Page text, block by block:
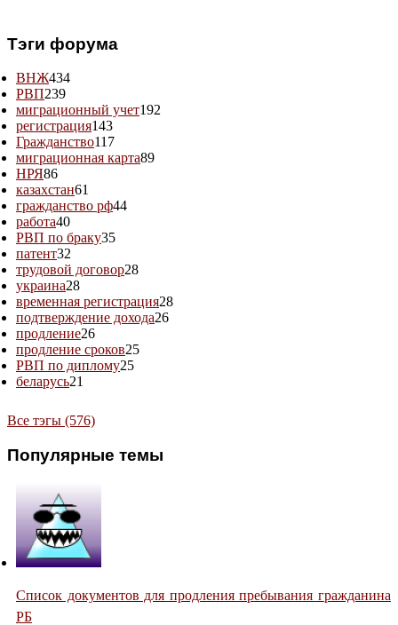
Тэги форума
ВНЖ434
РВП239
миграционный учет192
регистрация143
Гражданство117
миграционная карта89
НРЯ86
казахстан61
гражданство рф44
работа40
РВП по браку35
патент32
трудовой договор28
украина28
временная регистрация28
подтверждение дохода26
продление26
продление сроков25
РВП по диплому25
беларусь21
Все тэгы (576)
Популярные темы
Список документов для продления пребывания гражданина
РБ